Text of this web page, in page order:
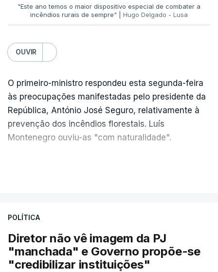
"Este ano temos o maior dispositivo especial de combater a
incêndios rurais de sempre" | Hugo Delgado - Lusa
OUVIR
O primeiro-ministro respondeu esta segunda-feira
às preocupações manifestadas pelo presidente da
República, António José Seguro, relativamente à
prevenção dos incêndios florestais. Luís
Montenegro ouviu-as "com naturalidade".
próprios um esforço muito grande nesta altura
para podermos atuar na prevenção e no
combate aos incêndios
", afirmou Luís
Montenegro em Fafe, à margem da inauguração de
POLÍTICA
Diretor não vê imagem da PJ
"manchada" e Governo propõe-se
"credibilizar instituições"